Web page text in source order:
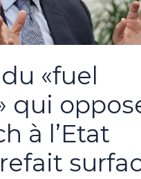
«fuel
qui
à l’Etat